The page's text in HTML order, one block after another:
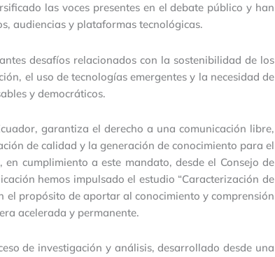
las voces presentes en el debate público y han
audiencias y plataformas tecnológicas.
desafíos relacionados con la sostenibilidad de los
el uso de tecnologías emergentes y la necesidad de
y democráticos.
garantiza el derecho a una comunicación libre,
de calidad y la generación de conocimiento para el
cumplimiento a este mandato, desde el Consejo de
hemos impulsado el estudio “Caracterización de
el propósito de aportar al conocimiento y comprensión
acelerada y permanente.
de investigación y análisis, desarrollado desde una